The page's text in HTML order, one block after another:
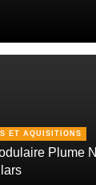
ET AQUISITIONS
Plume